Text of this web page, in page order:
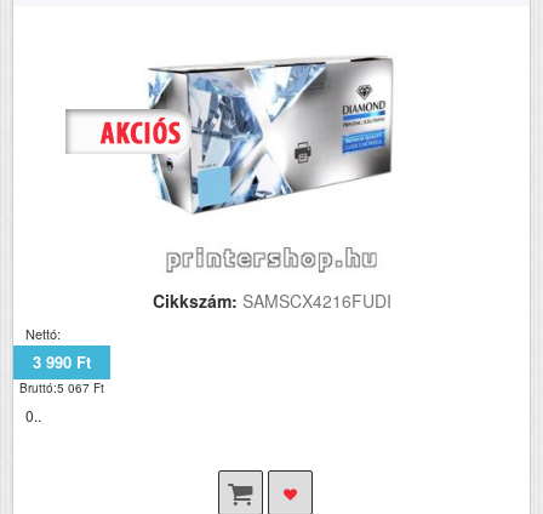
Cikkszám: SAMSCX4216FUDI
Nettó:
3 990 Ft
Bruttó:5 067 Ft
0..